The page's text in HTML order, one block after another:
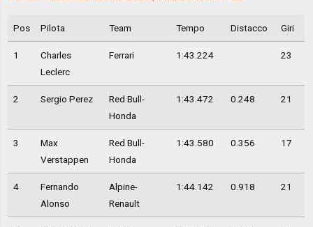
Pos Pilota Team Tempo Distacco Giri
1
Charles
Leclerc
Ferrari 1:43.224 23
2 Sergio Perez
Red Bull-
Honda
1:43.472 0.248 21
3
Max
Verstappen
Red Bull-
Honda
1:43.580 0.356 17
4
Fernando
Alonso
Alpine-
Renault
1:44.142 0.918 21